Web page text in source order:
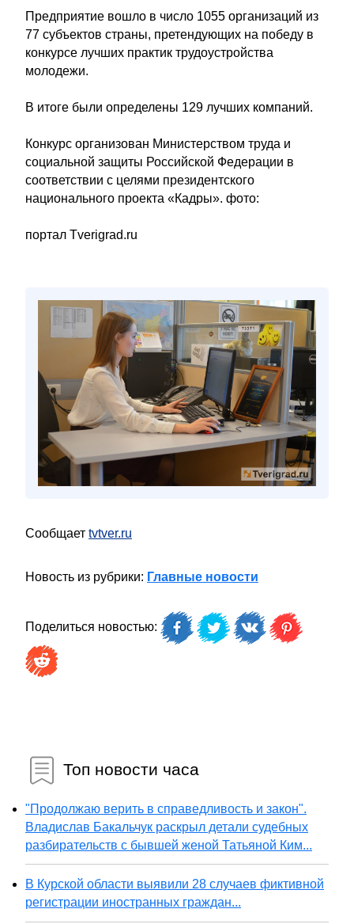
Предприятие вошло в число 1055 организаций из
77 субъектов страны, претендующих на победу в
конкурсе лучших практик трудоустройства
молодежи.
В итоге были определены 129 лучших компаний.
Конкурс организован Министерством труда и
социальной защиты Российской Федерации в
соответствии с целями президентского
национального проекта «Кадры». фото:
портал Tverigrad.ru
Сообщает tvtver.ru
Новость из рубрики: Главные новости
Поделиться новостью:
Топ новости часа
"Продолжаю верить в справедливость и закон".
Владислав Бакальчук раскрыл детали судебных
разбирательств с бывшей женой Татьяной Ким...
В Курской области выявили 28 случаев фиктивной
регистрации иностранных граждан...